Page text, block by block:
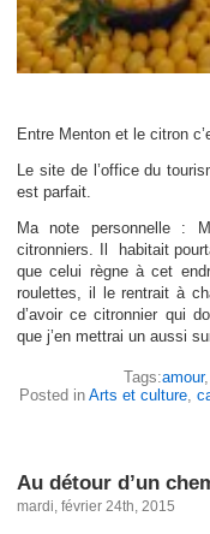
Entre Menton et le citron
Le site de l’office du
est parfait.
Ma note personnelle :
citronniers. Il habitait
que celui règne à cet
roulettes, il le rentrait à
d’avoir ce citronnier qui
que j’en mettrai un aussi
Tags:amour,
Posted in Arts et culture,
Au détour d’un
mardi, février 24th, 2015